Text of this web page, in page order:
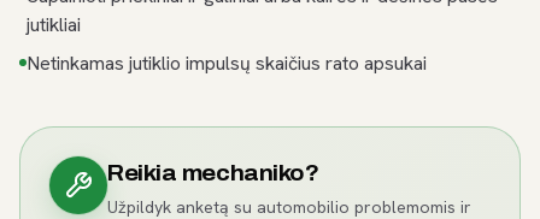
jutikliai
Netinkamas jutiklio impulsų skaičius rato apsukai
Reikia mechaniko?
Užpildyk anketą su automobilio problemomis ir